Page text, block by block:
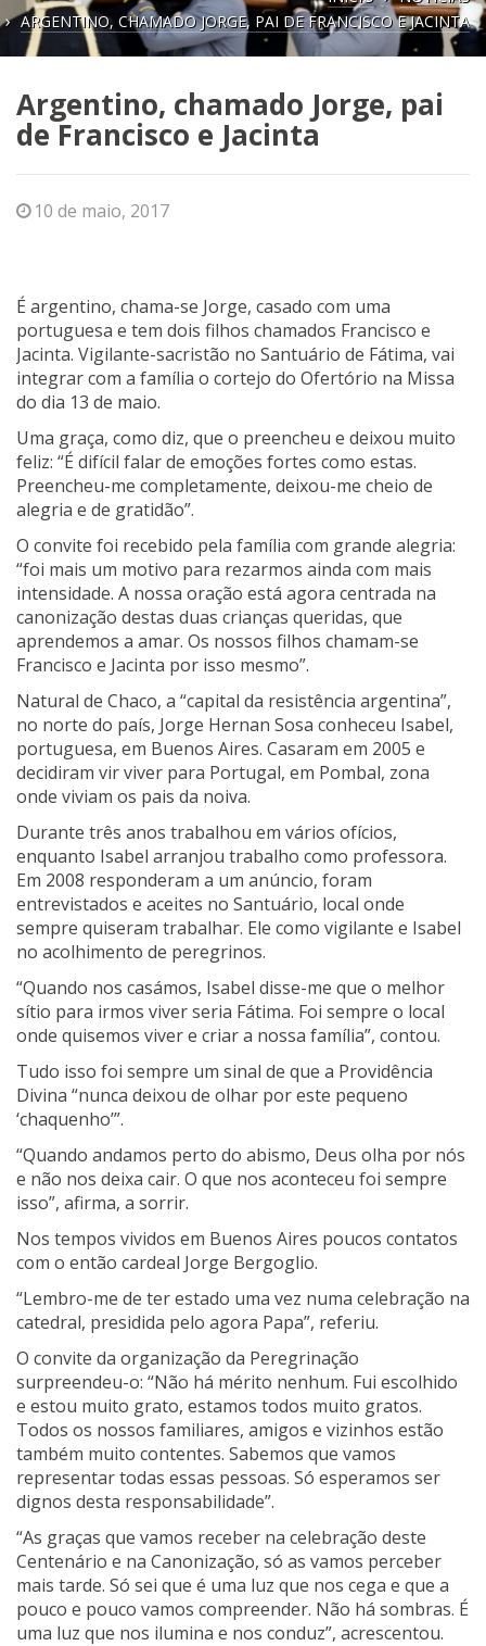
ARGENTINO, CHAMADO JORGE, PAI DE FRANCISCO E JACINTA
Argentino, chamado Jorge, pai
de Francisco e Jacinta
10 de maio, 2017
É argentino, chama-se Jorge, casado com uma
portuguesa e tem dois filhos chamados Francisco e
Jacinta. Vigilante-sacristão no Santuário de Fátima, vai
integrar com a família o cortejo do Ofertório na Missa
do dia 13 de maio.
Uma graça, como diz, que o preencheu e deixou muito
feliz: “É difícil falar de emoções fortes como estas.
Preencheu-me completamente, deixou-me cheio de
alegria e de gratidão”.
O convite foi recebido pela família com grande alegria:
“foi mais um motivo para rezarmos ainda com mais
intensidade. A nossa oração está agora centrada na
canonização destas duas crianças queridas, que
aprendemos a amar. Os nossos filhos chamam-se
Francisco e Jacinta por isso mesmo”.
Natural de Chaco, a “capital da resistência argentina”,
no norte do país, Jorge Hernan Sosa conheceu Isabel,
portuguesa, em Buenos Aires. Casaram em 2005 e
decidiram vir viver para Portugal, em Pombal, zona
onde viviam os pais da noiva.
Durante três anos trabalhou em vários ofícios,
enquanto Isabel arranjou trabalho como professora.
Em 2008 responderam a um anúncio, foram
entrevistados e aceites no Santuário, local onde
sempre quiseram trabalhar. Ele como vigilante e Isabel
no acolhimento de peregrinos.
“Quando nos casámos, Isabel disse-me que o melhor
sítio para irmos viver seria Fátima. Foi sempre o local
onde quisemos viver e criar a nossa família”, contou.
Tudo isso foi sempre um sinal de que a Providência
Divina “nunca deixou de olhar por este pequeno
‘chaquenho’”.
“Quando andamos perto do abismo, Deus olha por nós
e não nos deixa cair. O que nos aconteceu foi sempre
isso”, afirma, a sorrir.
Nos tempos vividos em Buenos Aires poucos contatos
com o então cardeal Jorge Bergoglio.
“Lembro-me de ter estado uma vez numa celebração na
catedral, presidida pelo agora Papa”, referiu.
O convite da organização da Peregrinação
surpreendeu-o: “Não há mérito nenhum. Fui escolhido
e estou muito grato, estamos todos muito gratos.
Todos os nossos familiares, amigos e vizinhos estão
também muito contentes. Sabemos que vamos
representar todas essas pessoas. Só esperamos ser
dignos desta responsabilidade”.
“As graças que vamos receber na celebração deste
Centenário e na Canonização, só as vamos perceber
mais tarde. Só sei que é uma luz que nos cega e que a
pouco e pouco vamos compreender. Não há sombras. É
uma luz que nos ilumina e nos conduz”, acrescentou.